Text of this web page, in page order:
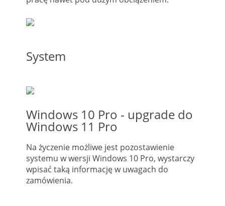
System
Windows 10 Pro - upgrade do
Windows 11 Pro
Na życzenie możliwe jest pozostawienie
systemu w wersji Windows 10 Pro, wystarczy
wpisać taką informację w uwagach do
zamówienia.